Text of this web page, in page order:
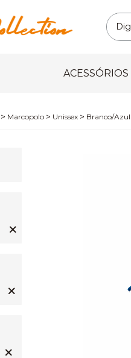
ACESSÓRIOS
Marcopolo Unissex Branco/Azul